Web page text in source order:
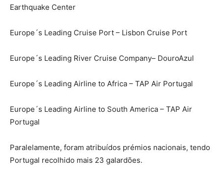
Earthquake Center
Europe´s Leading Cruise Port – Lisbon Cruise Port
Europe´s Leading River Cruise Company– DouroAzul
Europe´s Leading Airline to Africa – TAP Air Portugal
Europe´s Leading Airline to South America – TAP Air
Portugal
Paralelamente, foram atribuídos prémios nacionais, tendo
Portugal recolhido mais 23 galardões.